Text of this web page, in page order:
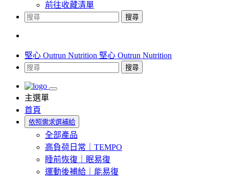
前往收藏清單
搜尋
搜尋
主選單
首頁
依照需求選補給
全部產品
高負荷日常｜TEMPO
睡前恢復｜眠易復
運動後補給｜能易復